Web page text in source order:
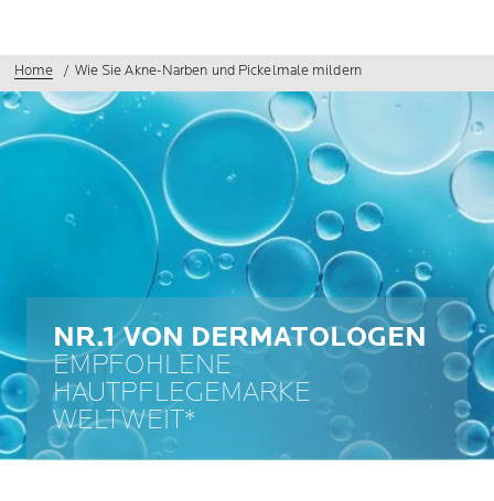
Home Wie Sie Akne-Narben und Pickelmale mildern
NR.1 VON DERMATOLOGEN
EMPFOHLENE
HAUTPFLEGEMARKE
WELTWEIT*